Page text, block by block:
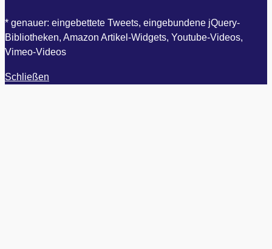
* genauer: eingebettete Tweets, eingebundene jQuery-
Bibliotheken, Amazon Artikel-Widgets, Youtube-Videos,
Vimeo-Videos
Schließen